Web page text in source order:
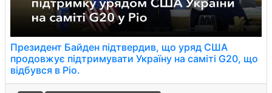
Президент Байден підтвердив, що уряд США
продовжує підтримувати Україну на саміті G20, що
відбувся в Ріо.